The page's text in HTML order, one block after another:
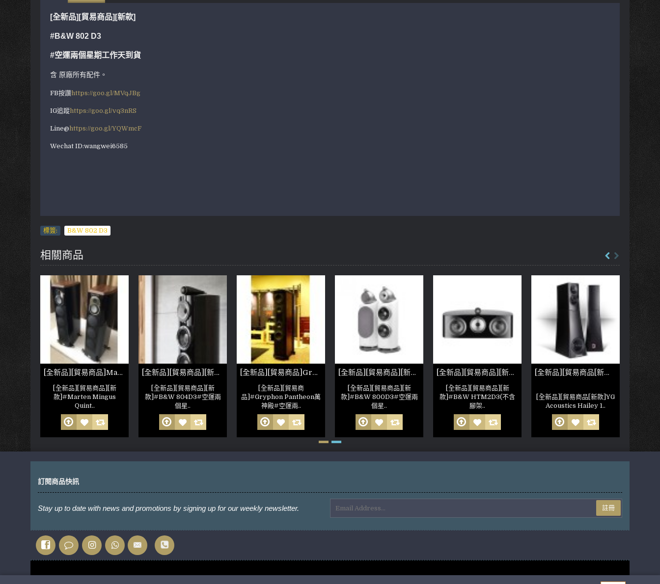
[全新品][貿易商品][新款]
#B&W 802 D3
#空運兩個星期工作天到貨
含 原廠所有配件。
FB按讚https://goo.gl/MVqJBg
IG追蹤https://goo.gl/vq3nRS
Line@https://goo.gl/YQWmcF
Wechat ID:wangwei6585
標簽: B&W 802 D3
相關商品
[全新品][貿易商品]Marten Coltrane 3
][新
3#
[全新品][貿易商品]Marten Mingus Quintet 落地喇叭
[全新品][貿易商品][新
款]#Marten Mingus
Quint..
[全新品][貿易商品][新款]B&W 804D3
[全新品][貿易商品][新
款]#B&W 804D3#空運兩
個星..
[全新品][貿易商品]Gryphon Pantheon萬神殿 非人為損壞 公司保固六個月 (參考照片)
[全新品][貿易商
品]#Gryphon Pantheon萬
神殿#空運兩..
[全新品][貿易商品][新款]B&W 800D3
[全新品][貿易商品][新
款]#B&W 800D3#空運兩
個星..
[全新品][貿易商品][新款]B&W HTM2D3(不含腳架）非人為損壞 公司保固六個月
[全新品][貿易商品][新
款]#B&W HTM2D3(不含
腳架..
[全新品][貿易商品[新款]YG Acoustics Hailey 1.2
[全新品][貿易商品[新款]YG
Acoustics Hailey 1..
訂閱商品快訊
Stay up to date with news and promotions by signing up for our weekly newsletter. 註冊